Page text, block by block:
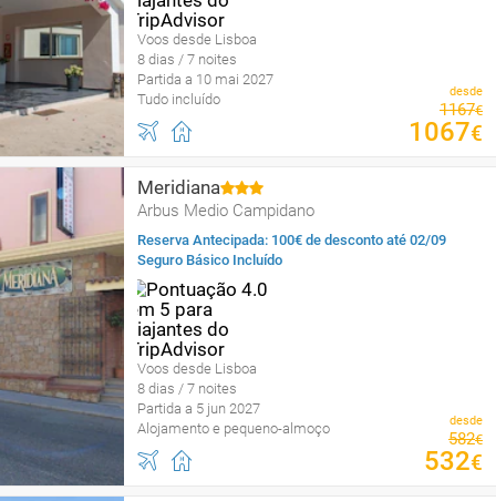
Voos desde Lisboa
8 dias / 7 noites
Partida a 10 mai 2027
Tudo incluído
desde
1167€
1067€
Meridiana
Arbus Medio Campidano
Reserva Antecipada: 100€ de desconto até 02/09
Seguro Básico Incluído
Voos desde Lisboa
8 dias / 7 noites
Partida a 5 jun 2027
Alojamento e pequeno-almoço
desde
582€
532€